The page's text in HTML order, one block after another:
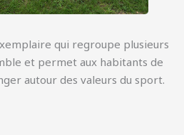
qui regroupe plusieurs
et permet aux habitants de
autour des valeurs du sport.